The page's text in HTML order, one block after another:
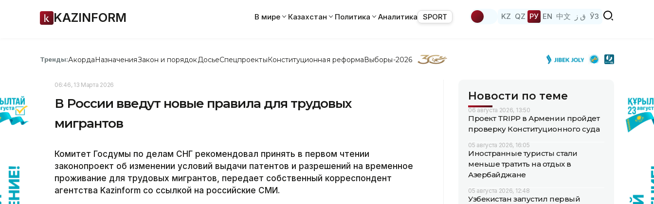
KAZINFORM В мире Казахстан Политика Аналитика SPORT KZ QZ РУ EN 中文 ق ز ЎЗ
Тренды:АкордаНазначенияЗакон и порядок ДосьеСпецпроектыКонституционная реформаВыборы-2026
06:46, 13 Марта 2026
В России введут новые правила для трудовых
мигрантов
Комитет Госдумы по делам СНГ рекомендовал принять в первом чтении
законопроект об изменении условий выдачи патентов и разрешений на временное
проживание для трудовых мигрантов, передает собственный корреспондент
агентства Kazinform со ссылкой на российские СМИ.
Новости по теме
06 августа 2026, 13:50
Проект TRIPP в Армении пройдет
проверку Конституционного суда
05 августа 2026, 16:05
Иностранные туристы стали
меньше тратить на отдых в
Азербайджане
05 августа 2026, 12:48
Узбекистан запустил первый